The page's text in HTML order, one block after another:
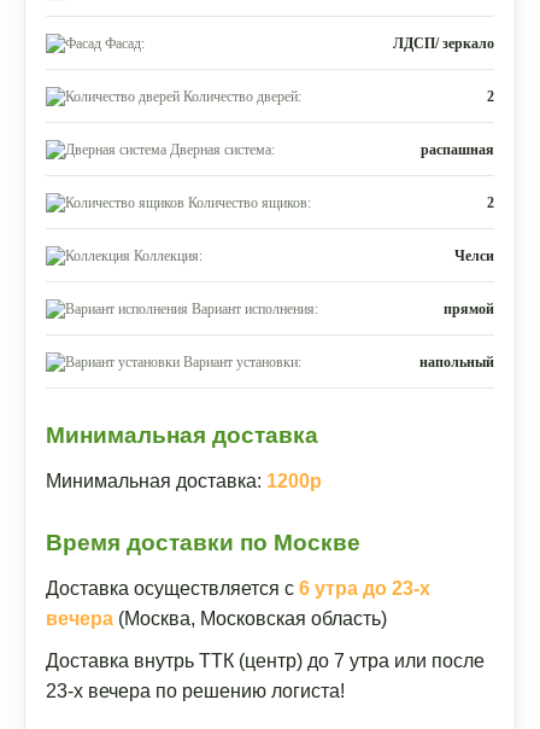
Фасад: ЛДСП/ зеркало
Количество дверей: 2
Дверная система: распашная
Количество ящиков: 2
Коллекция: Челси
Вариант исполнения: прямой
Вариант установки: напольный
Минимальная доставка
Минимальная доставка: 1200р
Время доставки по Москве
Доставка осуществляется с 6 утра до 23-х
вечера (Москва, Московская область)
Доставка внутрь ТТК (центр) до 7 утра или после
23-х вечера по решению логиста!